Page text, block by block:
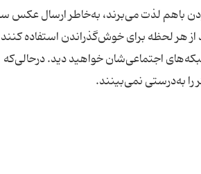
باهم لذت می‌برند، به‌خاطر ارسال عکس
هر لحظه برای خوش‌گذراندن استفاده
اجتماعی‌شان خواهید دید. درحالی‌که
به‌درستی نمی‌بینند.